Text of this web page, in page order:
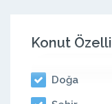
Konut
Doğa